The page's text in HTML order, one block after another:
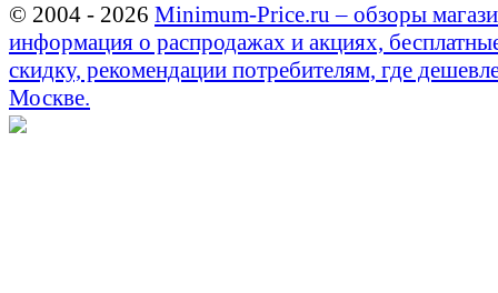
© 2004 - 2026 Minimum-Price.ru – обзоры
информация о распродажах и акциях,
скидку, рекомендации потребителям, где
Москве.